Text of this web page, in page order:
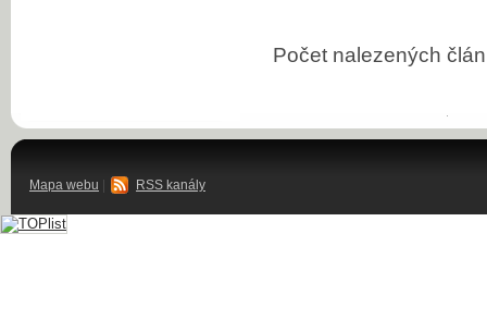
Počet nalezených
Mapa webu RSS kanály